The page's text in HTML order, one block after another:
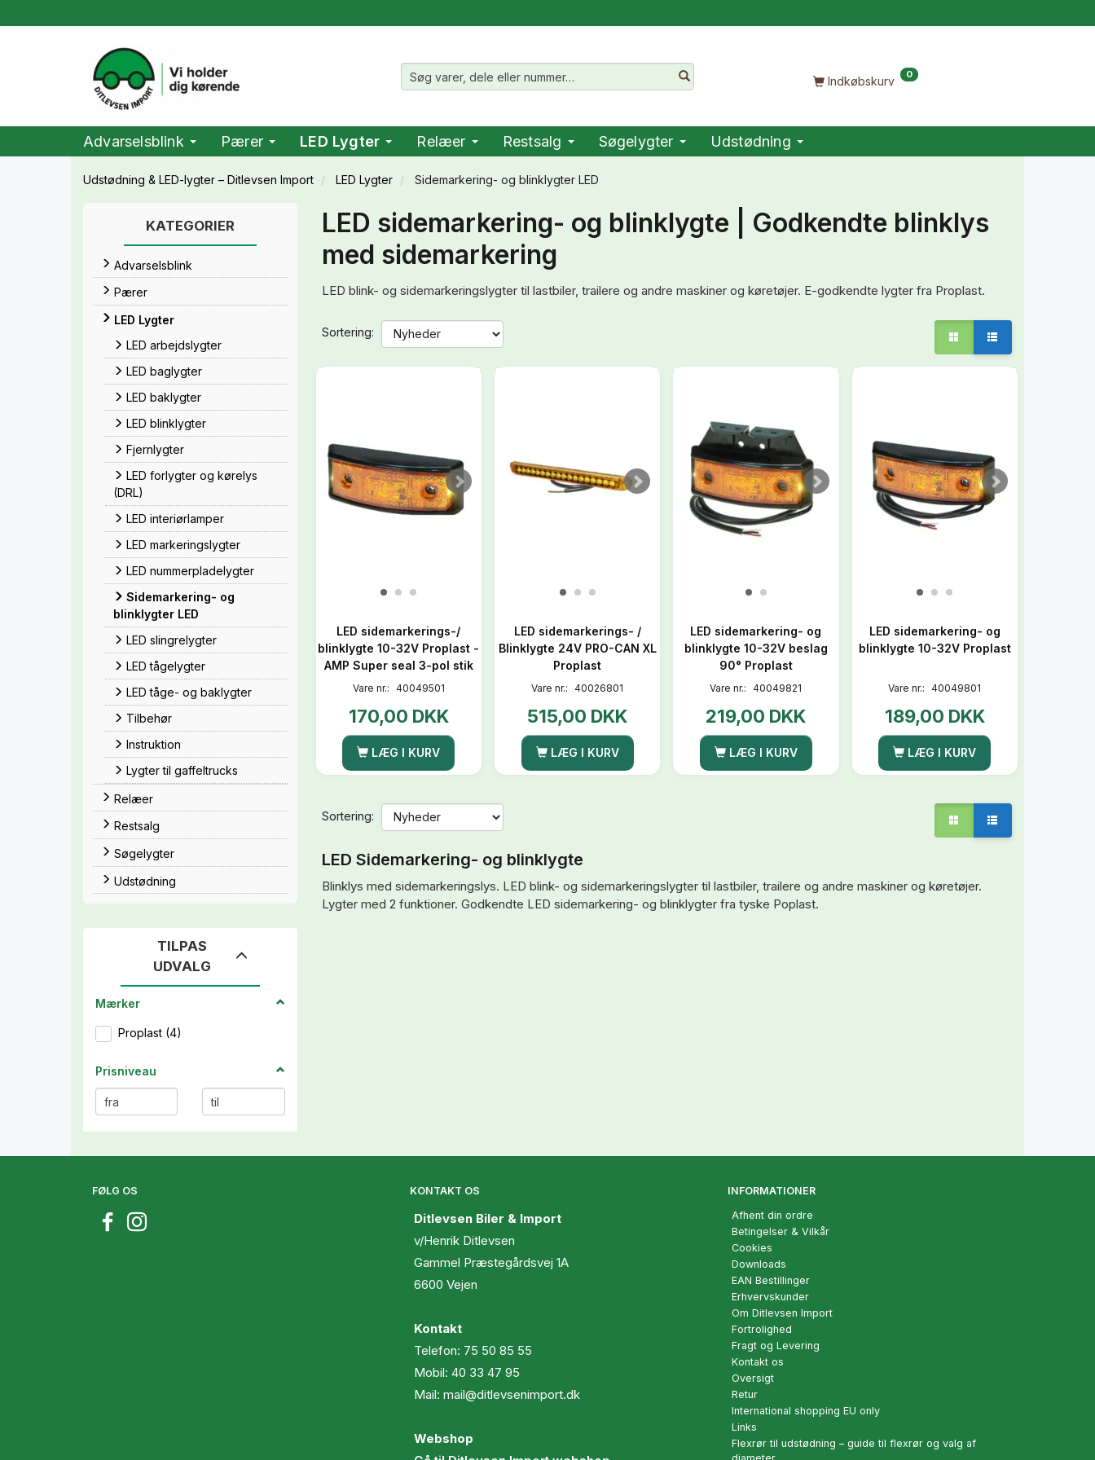
Indkøbskurv 0
Advarselsblink Pærer LED Lygter Relæer Restsalg Søgelygter Udstødning
Udstødning & LED-lygter – Ditlevsen Import LED Lygter Sidemarkering- og blinklygter LED
KATEGORIER
Advarselsblink
Pærer
LED Lygter
LED arbejdslygter
LED baglygter
LED baklygter
LED blinklygter
Fjernlygter
LED forlygter og kørelys
(DRL)
LED interiørlamper
LED markeringslygter
LED nummerpladelygter
Sidemarkering- og
blinklygter LED
LED slingrelygter
LED tågelygter
LED tåge- og baklygter
Tilbehør
Instruktion
Lygter til gaffeltrucks
Relæer
Restsalg
Søgelygter
Udstødning
TILPAS
UDVALG
Mærker
Proplast (4)
Prisniveau
LED sidemarkering- og blinklygte | Godkendte blinklys
med sidemarkering
LED blink- og sidemarkeringslygter til lastbiler, trailere og andre maskiner og køretøjer. E-godkendte lygter fra Proplast.
Sortering:
LED sidemarkerings-/
blinklygte 10-32V Proplast -
AMP Super seal 3-pol stik
Vare nr.: 40049501
170,00 DKK
LÆG I KURV
LED sidemarkerings- /
Blinklygte 24V PRO-CAN XL
Proplast
Vare nr.: 40026801
515,00 DKK
LÆG I KURV
LED sidemarkering- og
blinklygte 10-32V beslag
90° Proplast
Vare nr.: 40049821
219,00 DKK
LÆG I KURV
LED sidemarkering- og
blinklygte 10-32V Proplast
Vare nr.: 40049801
189,00 DKK
LÆG I KURV
Sortering:
LED Sidemarkering- og blinklygte
Blinklys med sidemarkeringslys. LED blink- og sidemarkeringslygter til lastbiler, trailere og andre maskiner og køretøjer.
Lygter med 2 funktioner. Godkendte LED sidemarkering- og blinklygter fra tyske Poplast.
FØLG OS KONTAKT OS
Ditlevsen Biler & Import
v/Henrik Ditlevsen
Gammel Præstegårdsvej 1A
6600 Vejen
Kontakt
Telefon: 75 50 85 55
Mobil: 40 33 47 95
Mail: mail@ditlevsenimport.dk
Webshop
INFORMATIONER
Afhent din ordre
Betingelser & Vilkår
Cookies
Downloads
EAN Bestillinger
Erhvervskunder
Om Ditlevsen Import
Fortrolighed
Fragt og Levering
Kontakt os
Oversigt
Retur
International shopping EU only
Links
Flexrør til udstødning – guide til flexrør og valg af